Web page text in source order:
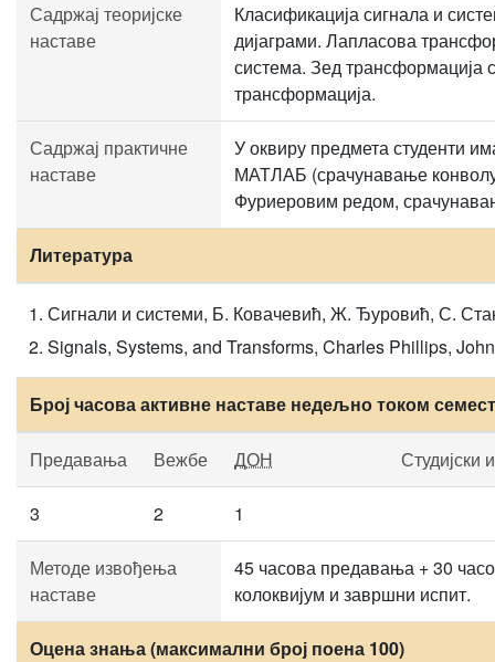
Садржај теоријске
наставе
Класификација сигнала и
дијаграми. Лапласова
система. Зед трансформација
трансформација.
Садржај практичне
наставе
У оквиру предмета студенти
МАТЛАБ (срачунавање
Фуриеровим редом,
Литература
Сигнали и системи, Б. Ковачевић, Ж. Ђуровић, С.
Signals, Systems, and Transforms, Charles Phillips,
Број часова активне наставе недељно током
Предавања Вежбе ДОН Студијски
3 2 1
Методе извођења
наставе
45 часова предавања + 30
колоквијум и завршни испит.
Оцена знања (максимални број поена 100)